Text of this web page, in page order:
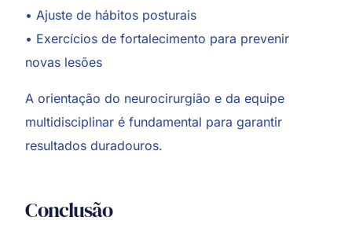
• Ajuste de hábitos posturais
• Exercícios de fortalecimento para prevenir
novas lesões
A orientação do neurocirurgião e da equipe
multidisciplinar é fundamental para garantir
resultados duradouros.
Conclusão